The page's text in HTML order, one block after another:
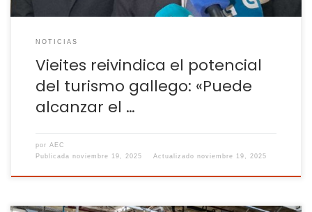
NOTICIAS
Vieites reivindica el potencial
del turismo gallego: «Puede
alcanzar el …
por AEC
Publicada noviembre 19, 2025 Actualizado noviembre 19, 2025